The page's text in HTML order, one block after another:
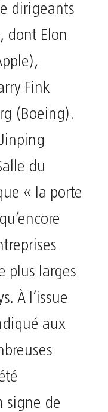
dirigeants
dont Elon
Fink
(Boeing).
du
« la porte
plus larges
À l’issue
aux
signe de